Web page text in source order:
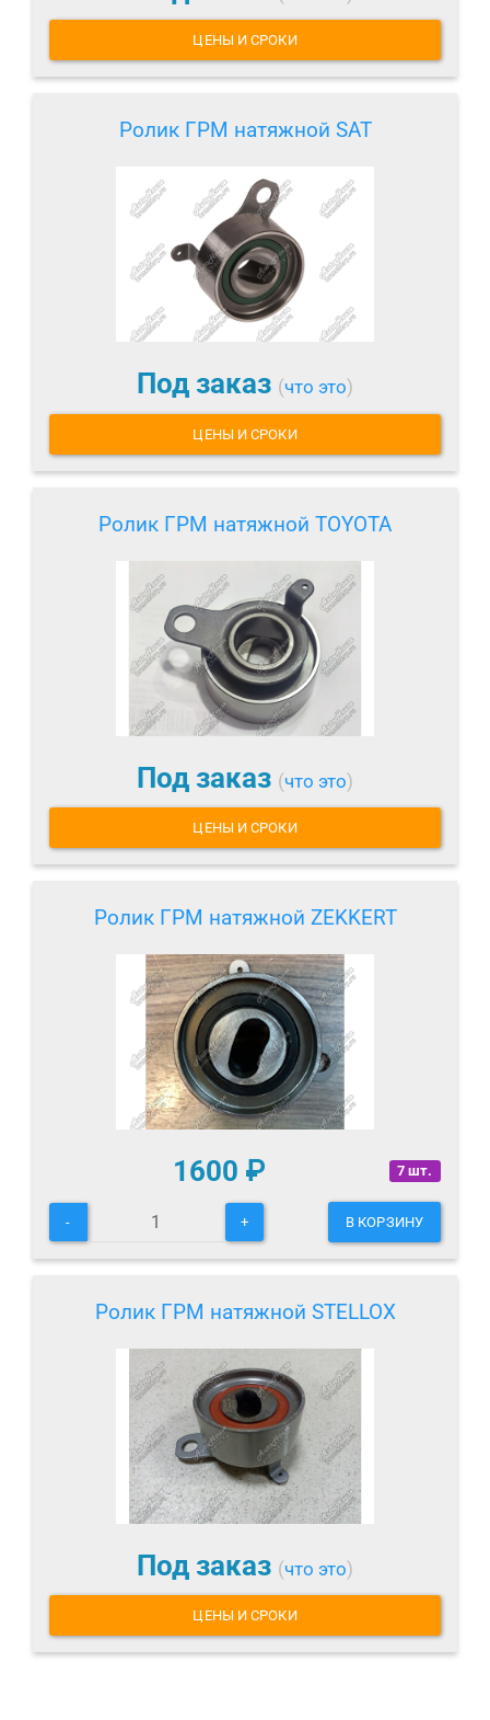
ЦЕНЫ И СРОКИ
Ролик ГРМ натяжной SAT
Под заказ (что это)
ЦЕНЫ И СРОКИ
Ролик ГРМ натяжной TOYOTA
Под заказ (что это)
ЦЕНЫ И СРОКИ
Ролик ГРМ натяжной ZEKKERT
7 шт.
1600 ₽
- + В КОРЗИНУ
Ролик ГРМ натяжной STELLOX
Под заказ (что это)
ЦЕНЫ И СРОКИ